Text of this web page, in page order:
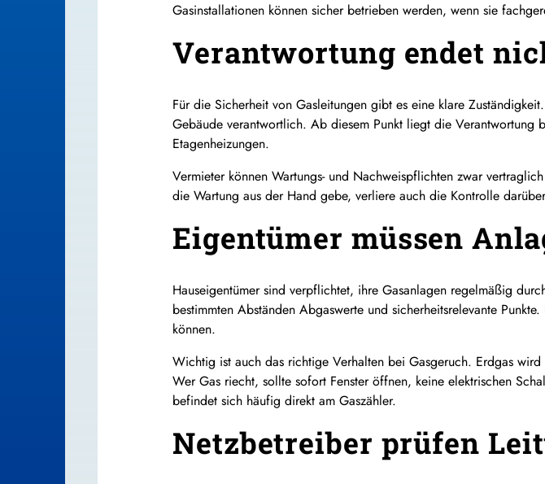
Gasinstallationen können sicher betrieben werden, wenn sie
Verantwortung endet
Für die Sicherheit von Gasleitungen gibt es eine klare
Gebäude verantwortlich. Ab diesem Punkt liegt die Verantwortung
Etagenheizungen.
Vermieter können Wartungs- und Nachweispflichten zwar
die Wartung aus der Hand gebe, verliere auch die Kontrolle
Eigentümer müssen
Hauseigentümer sind verpflichtet, ihre Gasanlagen regelmäßig
bestimmten Abständen Abgaswerte und sicherheitsrelevante
können.
Wichtig ist auch das richtige Verhalten bei Gasgeruch. Erdgas
Wer Gas riecht, sollte sofort Fenster öffnen, keine elektrischen
befindet sich häufig direkt am Gaszähler.
Netzbetreiber prüfen